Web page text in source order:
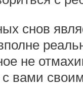
снов
не
вами